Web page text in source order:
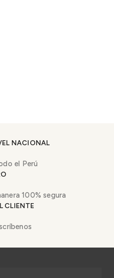
NACIONAL
el Perú
100% segura
CLIENTE